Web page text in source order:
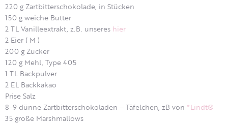
220 g Zartbitterschokolade, in Stücken
150 g weiche Butter
2 TL Vanilleextrakt, z.B. unseres hier
2 Eier ( M )
200 g Zucker
120 g Mehl, Type 405
1 TL Backpulver
2 EL Backkakao
Prise Salz
8-9 dünne Zartbitterschokoladen – Täfelchen, zB von *Lindt®
35 große Marshmallows